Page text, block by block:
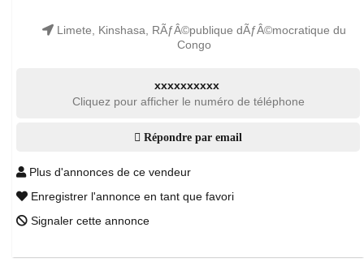
Limete, Kinshasa, RÃƒÂ©publique dÃƒÂ©mocratique du
Congo
xxxxxxxxxx
Cliquez pour afficher le numéro de téléphone
Répondre par email
Plus d'annonces de ce vendeur
Enregistrer l'annonce en tant que favori
Signaler cette annonce